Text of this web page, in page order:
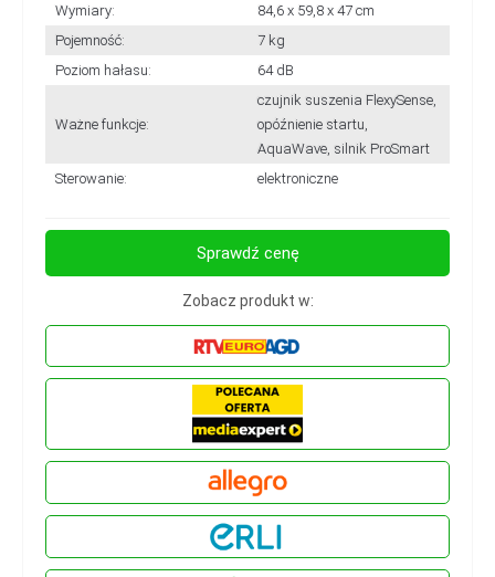
Wymiary:
84,6 x 59,8 x 47 cm
Pojemność:
7 kg
Poziom hałasu:
64 dB
Ważne funkcje:
czujnik suszenia FlexySense,
opóźnienie startu,
AquaWave, silnik ProSmart
Sterowanie:
elektroniczne
Sprawdź cenę
Zobacz produkt w: